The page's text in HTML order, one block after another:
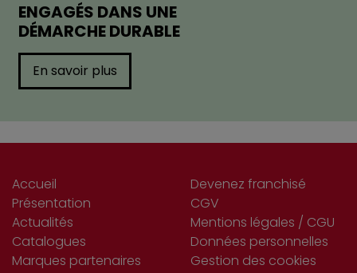
ENGAGÉS DANS UNE
DÉMARCHE DURABLE
En savoir plus
Accueil
Présentation
Actualités
Catalogues
Marques partenaires
Devenez franchisé
CGV
Mentions légales / CGU
Données personnelles
Gestion des cookies